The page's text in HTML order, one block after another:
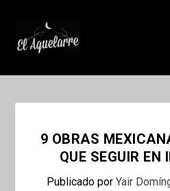
9 OBRAS
QUE SEGUIR EN
Publicado por Yair